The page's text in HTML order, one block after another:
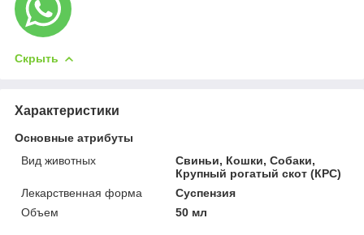
Скрыть
Характеристики
Основные атрибуты
Вид животных
Свиньи, Кошки, Собаки,
Крупный рогатый скот (КРС)
Лекарственная форма
Суспензия
Объем
50 мл